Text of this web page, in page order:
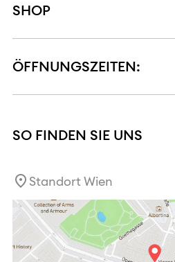
SHOP
ÖFFNUNGSZEITEN:
SO FINDEN SIE UNS
Standort Wien